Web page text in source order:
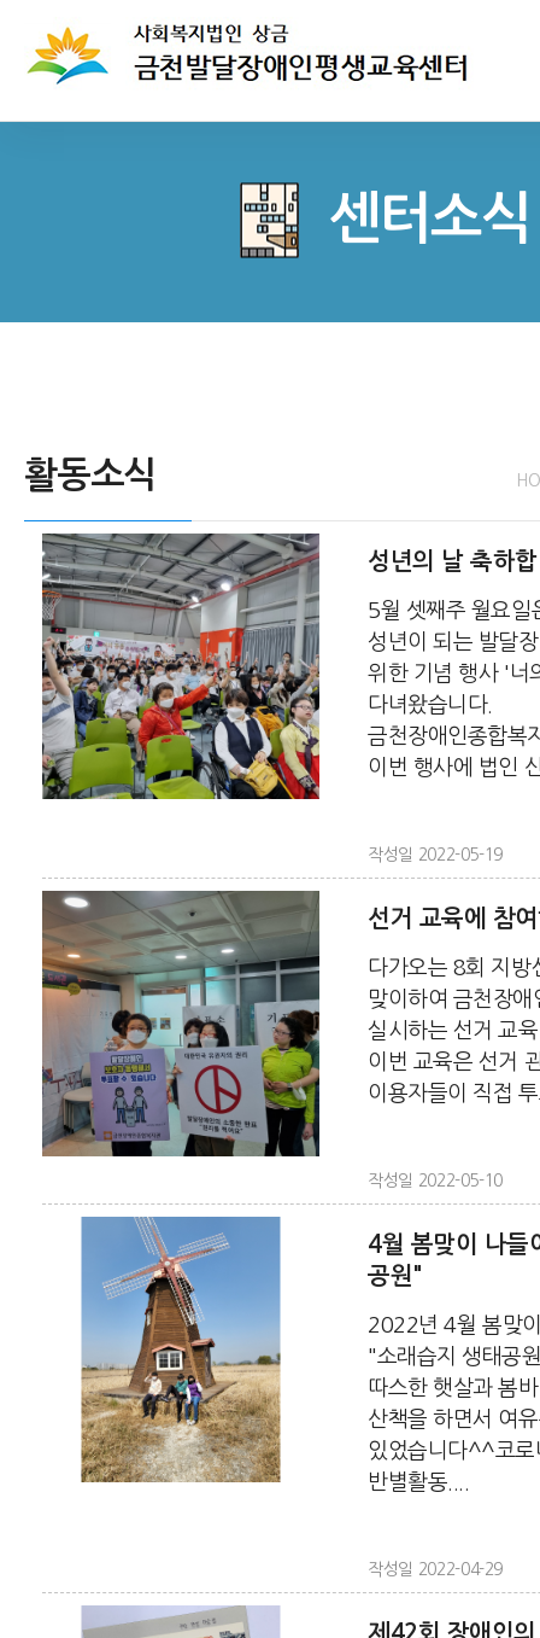
센터소식
활동소식
성년의 날 축하
5월 셋째주 월요일
성년이 되는 발달
위한 기념 행사 '너
다녀왔습니다.
금천장애인종합복
이번 행사에 법인
작성일 2022-05-19
선거 교육에 참
다가오는 8회 지
맞이하여 금천장
실시하는 선거 교
이번 교육은 선거
이용자들이 직접
작성일 2022-05-10
4월 봄맞이 나들
공원"
2022년 4월 봄맞
"소래습지 생태공
따스한 햇살과 봄
산책을 하면서 여
있었습니다^^코로
반별활동....
작성일 2022-04-29
제42회 장애인